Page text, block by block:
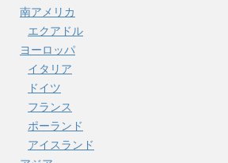
南アメリカ
エクアドル
ヨーロッパ
イタリア
ドイツ
フランス
ポーランド
アイスランド